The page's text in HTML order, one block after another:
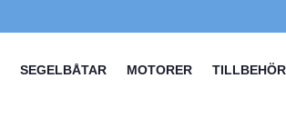
SEGELBÅTAR MOTORER TILLBEHÖR